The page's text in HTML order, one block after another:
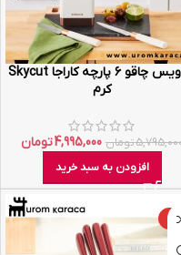
سرویس چاقو ۶ پارچه کاراجا Skycut
کرم
تومان 4,995,000تومان
افزودن به سبد خرید
-